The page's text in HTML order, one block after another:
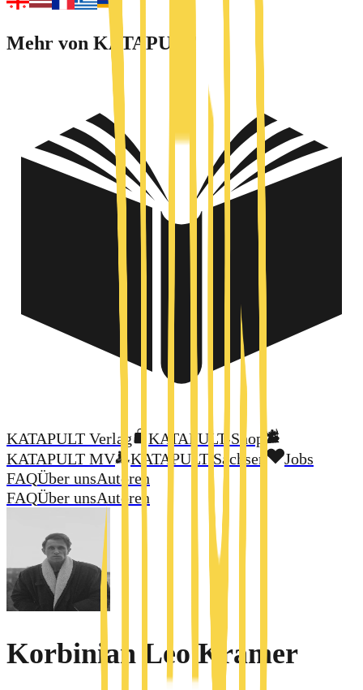
Mehr von KATAPULT
KATAPULT Verlag
KATAPULT-Shop
KATAPULT MV
KATAPULT Sachsen
Jobs
FAQÜber unsAutoren
FAQÜber unsAutoren
Korbinian Leo Kramer